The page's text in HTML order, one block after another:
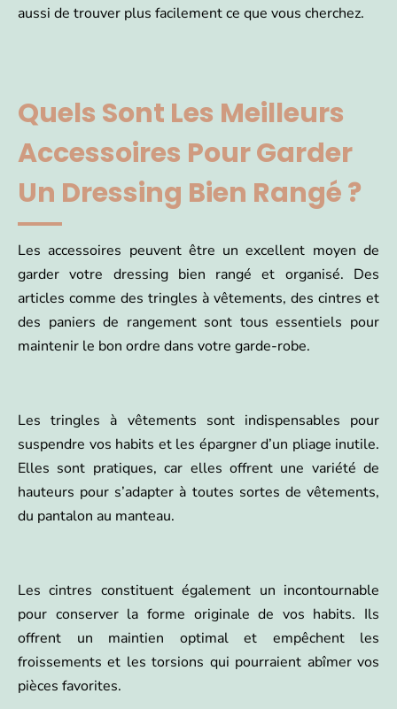
aussi de trouver plus facilement ce que vous cherchez.
Quels Sont Les Meilleurs
Accessoires Pour Garder
Un Dressing Bien Rangé ?
Les accessoires peuvent être un excellent moyen de
garder votre dressing bien rangé et organisé. Des
articles comme des tringles à vêtements, des cintres et
des paniers de rangement sont tous essentiels pour
maintenir le bon ordre dans votre garde-robe.
Les tringles à vêtements sont indispensables pour
suspendre vos habits et les épargner d’un pliage inutile.
Elles sont pratiques, car elles offrent une variété de
hauteurs pour s’adapter à toutes sortes de vêtements,
du pantalon au manteau.
Les cintres constituent également un incontournable
pour conserver la forme originale de vos habits. Ils
offrent un maintien optimal et empêchent les
froissements et les torsions qui pourraient abîmer vos
pièces favorites.